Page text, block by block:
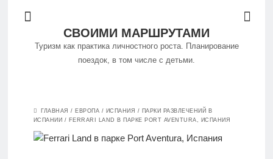
СВОИМИ МАРШРУТАМИ
Туризм как практика личностного роста. Планирование
поездок, в том числе с детьми.
путешествий
ГЛАВНАЯ / ЕВРОПА / ИСПАНИЯ / ПАРКИ РАЗВЛЕЧЕНИЙ В
ИСПАНИИ / FERRARI LAND В ПАРКЕ PORT AVENTURA, ИСПАНИЯ